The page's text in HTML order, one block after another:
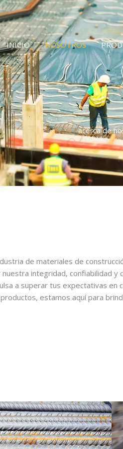
INICIO
NOSOTROS
acerca de
de materiales de
integridad, confiabilidad y
a superar tus expectativas en
estamos aquí para